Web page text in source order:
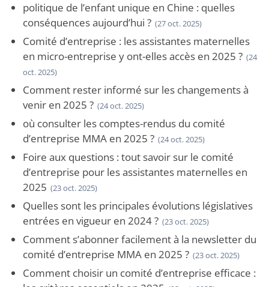
politique de l’enfant unique en Chine : quelles
conséquences aujourd’hui ? (27 oct. 2025)
Comité d’entreprise : les assistantes maternelles
en micro-entreprise y ont-elles accès en 2025 ? (24
oct. 2025)
Comment rester informé sur les changements à
venir en 2025 ? (24 oct. 2025)
où consulter les comptes-rendus du comité
d’entreprise MMA en 2025 ? (24 oct. 2025)
Foire aux questions : tout savoir sur le comité
d’entreprise pour les assistantes maternelles en
2025 (23 oct. 2025)
Quelles sont les principales évolutions législatives
entrées en vigueur en 2024 ? (23 oct. 2025)
Comment s’abonner facilement à la newsletter du
comité d’entreprise MMA en 2025 ? (23 oct. 2025)
Comment choisir un comité d’entreprise efficace :